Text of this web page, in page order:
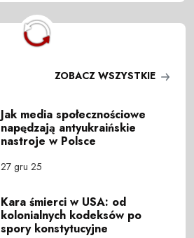
ZOBACZ WSZYSTKIE
Jak media społecznościowe
napędzają antyukraińskie
nastroje w Polsce
27 gru 25
Kara śmierci w USA: od
kolonialnych kodeksów po
spory konstytucyjne